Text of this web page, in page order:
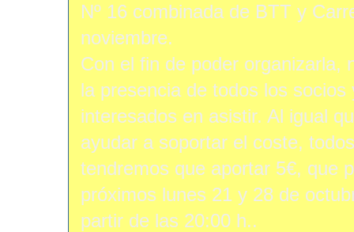
Nº 16 combinada de BTT y
noviembre.
Con el fin de poder organizarla,
la presencia de todos los
interesados en asistir. Al igual
ayudar a soportar el coste,
tendremos que aportar 5€, que
próximos lunes 21 y 28 de
partir de las 20:00 h..